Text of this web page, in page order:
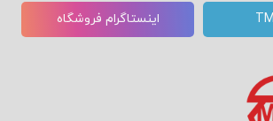
اینستاگرام فروشگاه